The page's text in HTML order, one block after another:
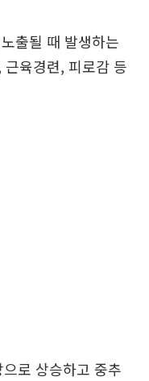
출될 때 발생하는
육경련, 피로감 등
로 상승하고 중추